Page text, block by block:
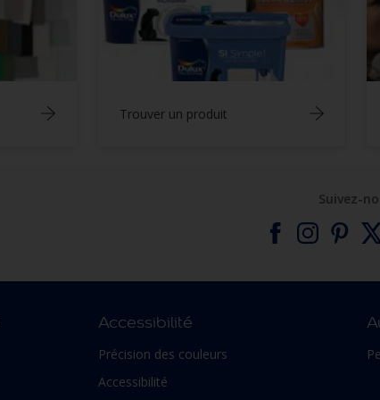
Trouver un produit
Suivez-
Accessibilité
Précision des couleurs
Accessibilité